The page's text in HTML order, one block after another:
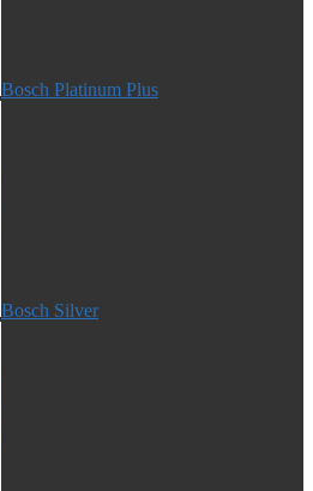
Bosch Platinum Plus
Bosch Silver